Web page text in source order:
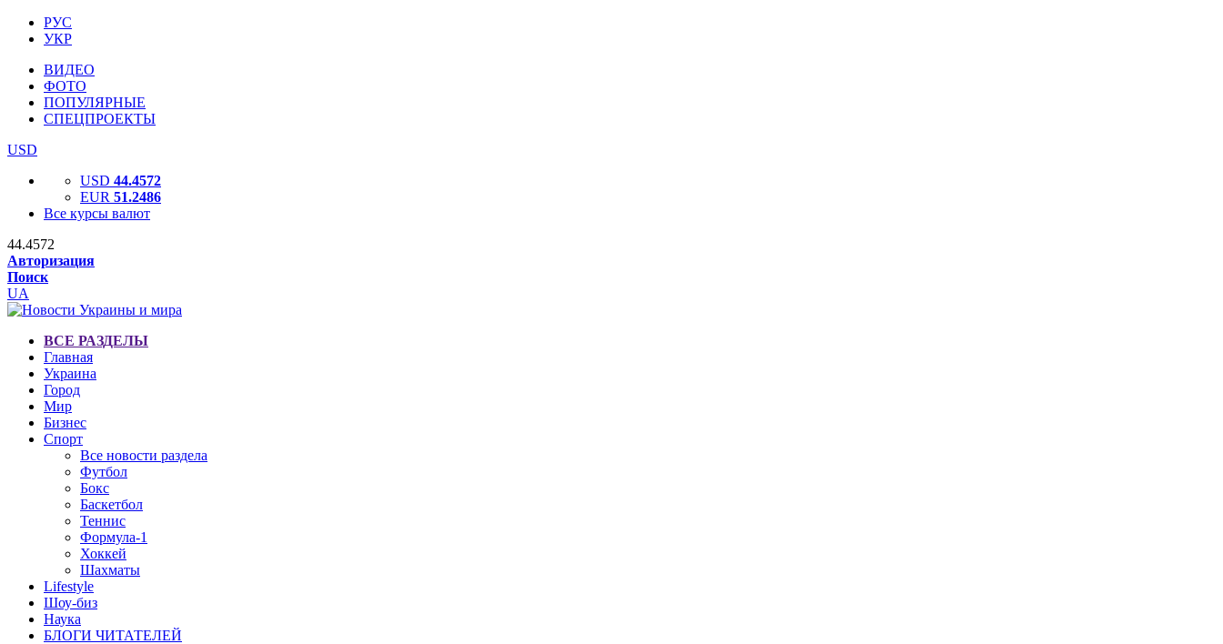
РУС
УКР
ВИДЕО
ФОТО
ПОПУЛЯРНЫЕ
СПЕЦПРОЕКТЫ
USD
USD 44.4572
EUR 51.2486
Все курсы валют
44.4572
Авторизация
Поиск
UA
ВСЕ РАЗДЕЛЫ
Главная
Украина
Город
Мир
Бизнес
Спорт
Все новости раздела
Футбол
Бокс
Баскетбол
Теннис
Формула-1
Хоккей
Шахматы
Lifestyle
Шоу-биз
Наука
БЛОГИ ЧИТАТЕЛЕЙ